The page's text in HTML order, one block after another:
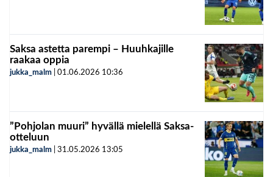
Saksa astetta parempi – Huuhkajille
raakaa oppia
jukka_malm 01.06.2026 10:36
”Pohjolan muuri” hyvällä mielellä Saksa-
otteluun
jukka_malm 31.05.2026 13:05